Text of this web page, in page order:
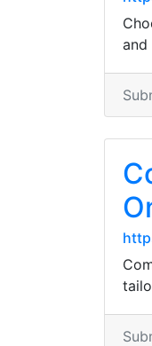
and